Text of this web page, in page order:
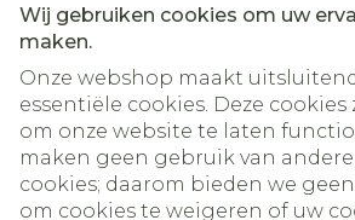
Wij gebruiken cookies om uw
maken.
Onze webshop maakt
essentiële cookies. Deze
om onze website te laten
maken geen gebruik van
cookies; daarom bieden we
om cookies te weigeren of uw